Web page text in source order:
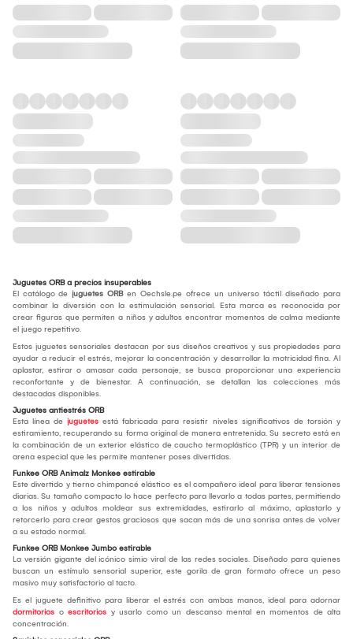
Juguetes ORB a precios insuperables
El catálogo de juguetes ORBen Oechsle.pe ofrece un universo táctil diseñado para
combinar la diversión con la estimulación sensorial. Esta marca es reconocida por
crear figuras que permiten a niños y adultos encontrar momentos de calma mediante
el juego repetitivo.
Estos juguetes sensoriales destacan por sus diseños creativos y sus propiedades para
ayudar a reducir el estrés, mejorar la concentración y desarrollar la motricidad fina. Al
aplastar, estirar o amasar cada personaje, se busca proporcionar una experiencia
reconfortante y de bienestar. A continuación, se detallan las colecciones más
destacadas disponibles.
Juguetes antiestrés ORB
Esta línea de juguetes está fabricada para resistir niveles significativos de torsión y
estiramiento, recuperando su forma original de manera entretenida. Su secreto está en
la combinación de un exterior elástico de caucho termoplástico (TPR) y un interior de
arena especial que les permite mantener poses divertidas.
Funkee ORB Animalz Monkee estirable
Este divertido y tierno chimpancé elástico es el compañero ideal para liberar tensiones
diarias. Su tamaño compacto lo hace perfecto para llevarlo a todas partes, permitiendo
a los niños y adultos moldear sus extremidades, estirarlo al máximo, aplastarlo y
retorcerlo para crear gestos graciosos que sacan más de una sonrisa antes de volver
a su estado normal.
Funkee ORB Monkee Jumbo estirable
La versión gigante del icónico simio viral de las redes sociales. Diseñado para quienes
buscan un estímulo sensorial superior, este gorila de gran formato ofrece un peso
masivo muy satisfactorio al tacto.
Es el juguete definitivo para liberar el estrés con ambas manos, ideal para adornar
dormitorios o escritorios y usarlo como un descanso mental en momentos de alta
concentración.